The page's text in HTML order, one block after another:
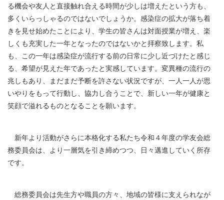
る機会や友人と直接触れ合える時間が少しは増えたという方も、
多くいらっしゃるのではないでしょうか。感染症の拡大が落ち着
きを見せ始めたことにより、学生の皆さんは対面授業が増え、楽
しくも充実した一年となったのではないかと拝察致します。私
も、この一年は感染症が流行する前の日常に少し近づけたと感じ
る、希望が見えた年であったと実感しています。変異種の流行の
兆しもあり、まだまだ予断を許さない状況ですが、一人一人が思
いやりをもって行動し、協力し合うことで、新しい一年が健康と
笑顔で溢れるものとなることを願います。
新年より活動がさらに本格化する私たち令和４年度の学友会総
務委員会は、より一層気を引き締めつつ、日々邁進していく所存
です。
総務委員会は先生方や職員の方々、地域の皆様に支えられなが